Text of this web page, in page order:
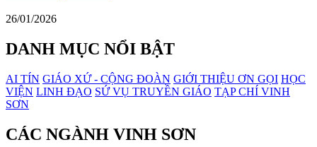
26/01/2026
DANH MỤC NỔI BẬT
AI TÍN GIÁO XỨ - CỘNG ĐOÀN GIỚI THIỆU ƠN GỌI HỌC
VIỆN LINH ĐẠO SỨ VỤ TRUYỀN GIÁO TẠP CHÍ VINH
SƠN
CÁC NGÀNH VINH SƠN